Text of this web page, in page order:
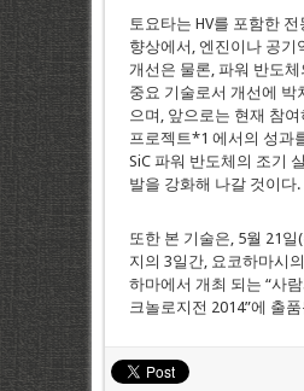
토요타는 HV를 포함한
향상에서, 엔진이나 공기
개선은 물론, 파워 반도
중요 기술로서 개선에 박
으며, 앞으로는 현재 참
프로젝트*1 에서의 성과
SiC 파워 반도체의 조기
발을 강화해 나갈 것이다.
또한 본 기술은, 5월 21일
지의 3일간, 요코하마시
하마에서 개최 되는 “사
크놀로지전 2014”에 출